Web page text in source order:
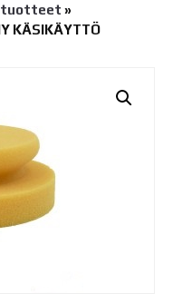
»
KÄSIKÄYTTÖ